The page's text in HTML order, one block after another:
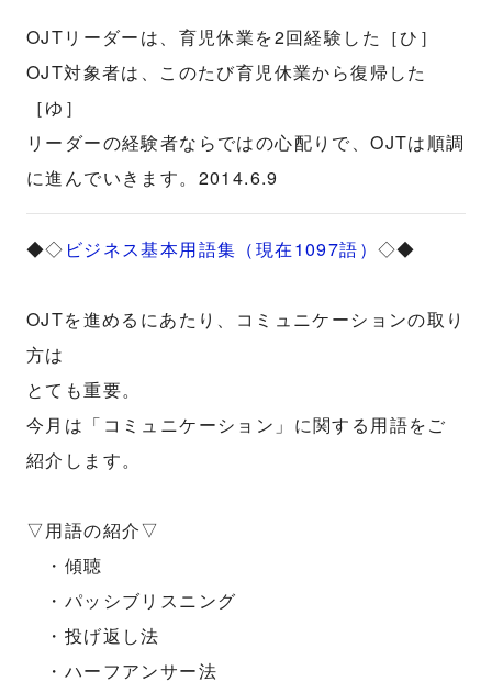
OJTリーダーは、育児休業を2回経験した［ひ］
OJT対象者は、このたび育児休業から復帰した
［ゆ］
リーダーの経験者ならではの心配りで、OJTは順調
に進んでいきます。2014.6.9
◆◇ ビジネス基本用語集（現在1097語）◇◆
OJTを進めるにあたり、コミュニケーションの取り
方は
とても重要。
今月は「コミュニケーション」に関する用語をご
紹介します。
▽用語の紹介▽
・傾聴
・パッシブリスニング
・投げ返し法
・ハーフアンサー法